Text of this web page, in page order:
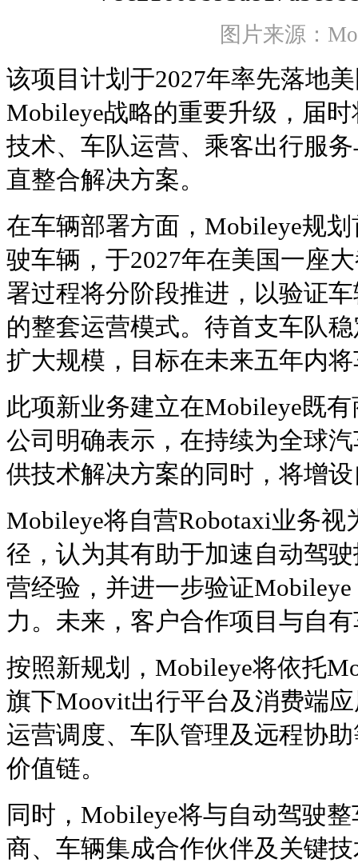
图片来源：
该项目计划于2027年率先落地
Mobileye战略的重要升级，届
技术、车队运营、乘客出行服
直整合解决方案。
在车辆部署方面，Mobileye规
驶车辆，于2027年在美国一座
署过程将分阶段推进，以验证
的整套运营模式。待首支车队
扩大规模，目标在未来五年内
此项新业务建立在Mobileye既
公司明确表示，在持续为全球
供技术解决方案的同时，将增
Mobileye将自营Robotaxi业务
径，认为其有助于加速自动驾
营经验，并进一步验证
力。未来，客户合作项目与自
按照新规划，Mobileye将依托
旗下Moovit出行平台及消费端
运营调度、车队管理及远程协
价值链。
同时，Mobileye将与自动驾驶
商、车辆集成合作伙伴及关键